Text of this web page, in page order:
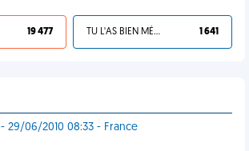
19 477 TU L'AS BIEN MÉRITÉ 1 641
- 29/06/2010 08:33 - France